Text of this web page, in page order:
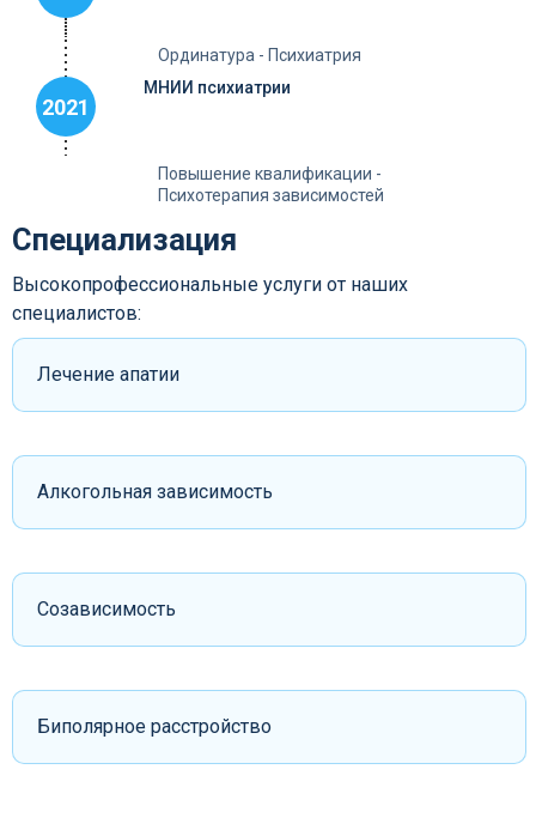
Ординатура - Психиатрия
2021
МНИИ психиатрии
Повышение квалификации -
Психотерапия зависимостей
Специализация
Высокопрофессиональные услуги от наших
специалистов:
Лечение апатии
Алкогольная зависимость
Созависимость
Биполярное расстройство